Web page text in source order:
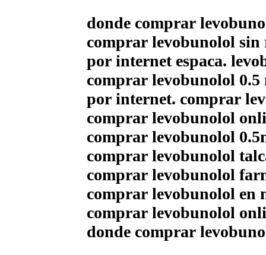
donde comprar
comprar levobunolol sin
por internet espaсa.
comprar levobunolol
por internet. comprar
comprar levobunolol
comprar levobunolol
comprar levobunolol
comprar levobunolol
comprar levobunolol en
comprar levobunolol
donde comprar